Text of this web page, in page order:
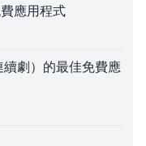
應用程式
劇）的最佳免費應